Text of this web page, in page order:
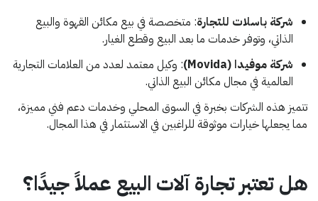
شركة باسلات للتجارة: متخصصة في بيع مكائن القهوة والبيع
الذاتي، وتوفر خدمات ما بعد البيع وقطع الغيار.
شركة موفيدا (Movida)
: وكيل معتمد لعدد من العلامات التجارية
العالمية في مجال مكائن البيع الذاتي.
تتميز هذه الشركات بخبرة في السوق المحلي وخدمات دعم فني مميزة،
مما يجعلها خيارات موثوقة للراغبين في الاستثمار في هذا المجال.
هل تعتبر تجارة آلات البيع عملاً جيدًا؟